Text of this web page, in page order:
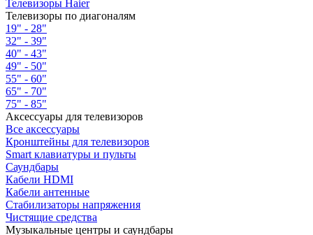
Телевизоры Haier
Телевизоры по диагоналям
19" - 28"
32" - 39"
40" - 43"
49" - 50"
55" - 60"
65" - 70"
75" - 85"
Аксессуары для телевизоров
Все аксессуары
Кронштейны для телевизоров
Smart клавиатуры и пульты
Саундбары
Кабели HDMI
Кабели антенные
Стабилизаторы напряжения
Чистящие средства
Музыкальные центры и саундбары